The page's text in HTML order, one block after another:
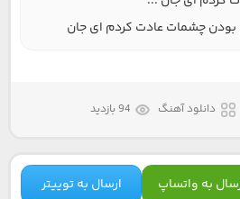
بودن چشمات عادت کردم ای جان
دانلود آهنگ 94 بازدید
به واتساپ ارسال به توییتر